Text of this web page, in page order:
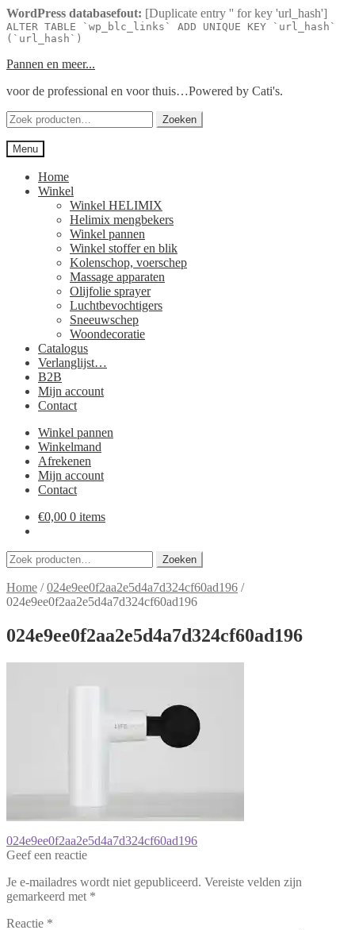
WordPress databasefout: [Duplicate entry '' for key 'url_hash']
ALTER TABLE `wp_blc_links` ADD UNIQUE KEY `url_hash`
(`url_hash`)
Ga
naar
Ga
de
Pannen en meer...
voor de professional en voor thuis…Powered by Cati's.
Zoeken
naar:
Zoeken
Menu
Home
Winkel
Winkel HELIMIX
Helimix mengbekers
Winkel pannen
Winkel stoffer en blik
Kolenschop, voerschep
Massage apparaten
Olijfolie sprayer
Luchtbevochtigers
Sneeuwschep
Woondecoratie
Catalogus
Verlanglijst…
B2B
Mijn account
Contact
Winkel pannen
Winkelmand
Afrekenen
Mijn account
Contact
€0,00 0 items
Zoeken
naar:
Zoeken
Home /024e9ee0f2aa2e5d4a7d324cf60ad196 /
024e9ee0f2aa2e5d4a7d324cf60ad196
024e9ee0f2aa2e5d4a7d324cf60ad196
Bericht
navigatie
Vorig
bericht:
024e9ee0f2aa2e5d4a7d324cf60ad196
Geef een reactie
Je e-mailadres wordt niet gepubliceerd. Vereiste velden zijn
gemarkeerd met *
Reactie *